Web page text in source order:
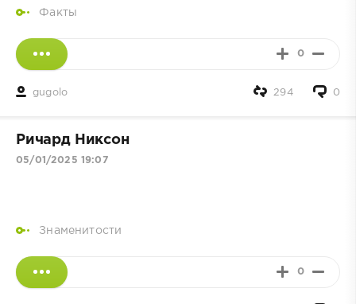
Факты
0
gugolo 0
294
Ричард Никсон
05/01/2025 19:07
Знаменитости
0